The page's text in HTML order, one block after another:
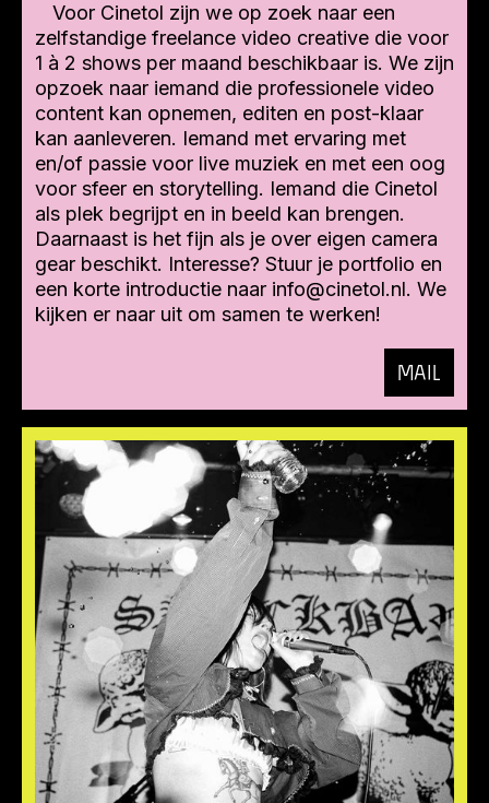
Voor Cinetol zijn we op zoek naar een
zelfstandige freelance video creative die voor
1 à 2 shows per maand beschikbaar is. We zijn
opzoek naar iemand die professionele video
content kan opnemen, editen en post-klaar
kan aanleveren. Iemand met ervaring met
en/of passie voor live muziek en met een oog
voor sfeer en storytelling. Iemand die Cinetol
als plek begrijpt en in beeld kan brengen.
Daarnaast is het fijn als je over eigen camera
gear beschikt. Interesse? Stuur je portfolio en
een korte introductie naar info@cinetol.nl. We
kijken er naar uit om samen te werken!
MAIL